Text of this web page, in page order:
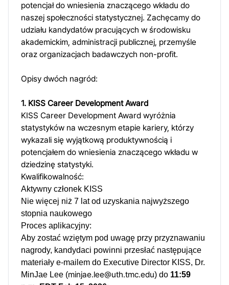
potencjał do wniesienia znaczącego wkładu do
naszej społeczności statystycznej. Zachęcamy do
udziału kandydatów pracujących w środowisku
akademickim, administracji publicznej, przemyśle
oraz organizacjach badawczych non-profit.
Opisy dwóch nagród:
1. KISS Career Development Award
KISS Career Development Award wyróżnia
statystyków na wczesnym etapie kariery, którzy
wykazali się wyjątkową produktywnością i
potencjałem do wniesienia znaczącego wkładu w
dziedzinę statystyki.
Kwalifikowalność:
Aktywny członek KISS
Nie więcej niż 7 lat od uzyskania najwyższego
stopnia naukowego
Proces aplikacyjny:
Aby zostać wziętym pod uwagę przy przyznawaniu
nagrody, kandydaci powinni przesłać następujące
materiały e-mailem do Executive Director KISS, Dr.
MinJae Lee (minjae.lee@uth.tmc.edu) do 11:59